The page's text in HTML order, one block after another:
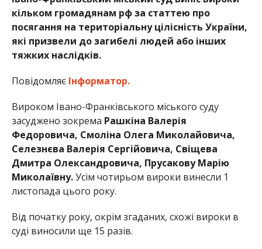
кільком громадянам рф за статтею про
посягання на територіальну цілісність України,
які призвели до загибелі людей або інших
тяжких наслідків.
Повідомляє Інформатор.
Вироком Івано-Франківського міського суду
засуджено зокрема Рашкіна Валерія
Федоровича, Смоліна Олега Миколайовича,
Селезнєва Валерія Сергійовича, Свіщева
Дмитра Олександровича, Прусакову Марію
Миколаївну.Усім чотирьом вироки винесли 1
листопада цього року.
Від початку року, окрім згаданих, схожі вироки в
суді виносили ще 15 разів.